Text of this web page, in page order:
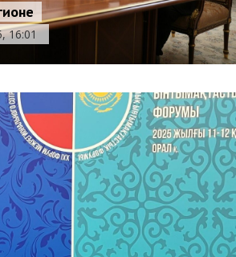
16:01